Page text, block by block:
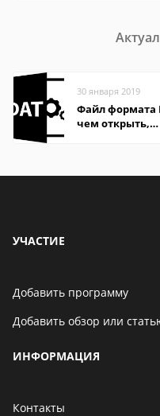
30 января 2019
Файл формата
чем открыть,
УЧАСТИЕ
Добавить программу
Добавить обзор или
ИНФОРМАЦИЯ
Контакты